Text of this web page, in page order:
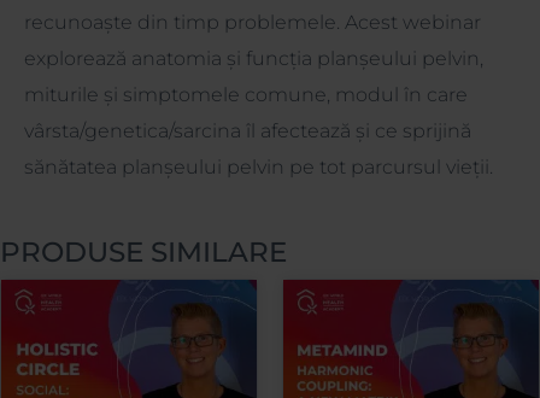
recunoaște din timp problemele. Acest webinar
explorează anatomia și funcția planșeului pelvin,
miturile și simptomele comune, modul în care
vârsta/genetica/sarcina îl afectează și ce sprijină
sănătatea planșeului pelvin pe tot parcursul vieții.
PRODUSE SIMILARE